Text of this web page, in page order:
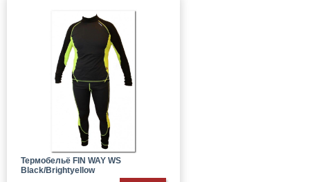
Термобельё FIN WAY WS
Black/Brightyellow